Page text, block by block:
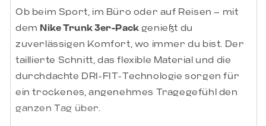
Ob beim Sport, im Büro oder auf Reisen – mit
dem Nike Trunk 3er-Pack genießt du
zuverlässigen Komfort, wo immer du bist. Der
taillierte Schnitt, das flexible Material und die
durchdachte DRI-FIT-Technologie sorgen für
ein trockenes, angenehmes Tragegefühl den
ganzen Tag über.